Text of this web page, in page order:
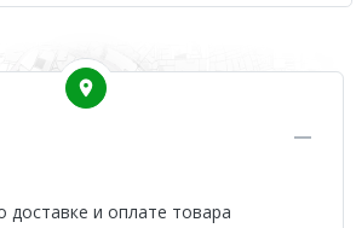
и оплате товара